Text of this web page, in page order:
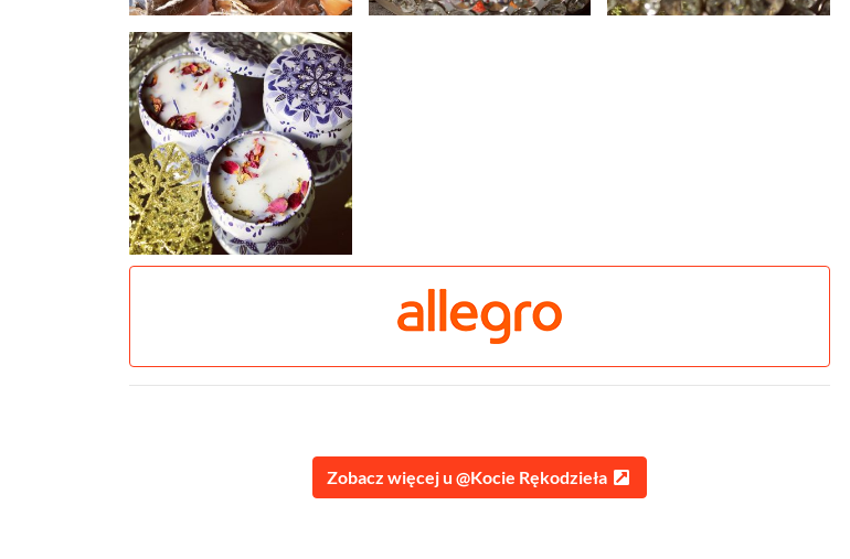
Zobacz więcej u @Kocie Rękodzieła